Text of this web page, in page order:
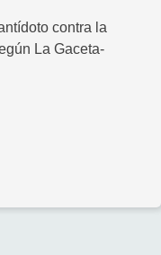
contra la
La Gaceta-